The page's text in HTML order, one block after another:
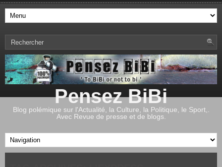
Pensez BiBi
Blog polémique sur l'Actualité, la Culture, la Politique, le Sport,.
Avec Revue de presse et de blogs.